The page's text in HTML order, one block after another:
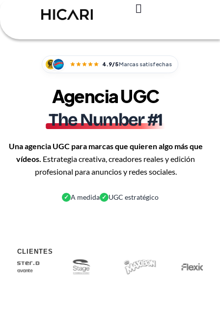
4.9/5Marcas satisfechas
Agencia UGC
The Number #1
Una agencia UGC para marcas que quieren algo más que
vídeos. Estrategia creativa, creadores reales y edición
profesional para anuncios y redes sociales.
✓ A medida ✓ UGC estratégico
CLIENTES